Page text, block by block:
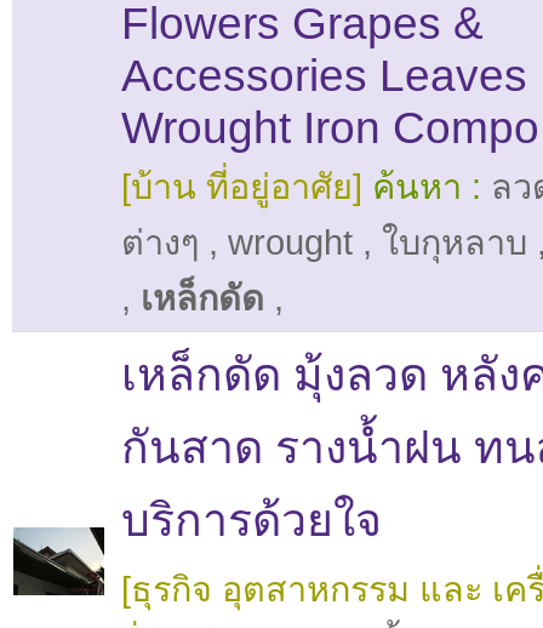
Flowers Grapes &
Accessories Leaves
Wrought Iron Compo
[บ้าน ที่อยู่อาศัย] ค้นหา : ลว
ต่างๆ , wrought , ใบกุหลาบ
, เหล็กดัด ,
เหล็กดัด มุ้งลวด หลัง
กันสาด รางน้ำฝน ท
บริการด้วยใจ
[ธุรกิจ อุตสาหกรรม และ เค